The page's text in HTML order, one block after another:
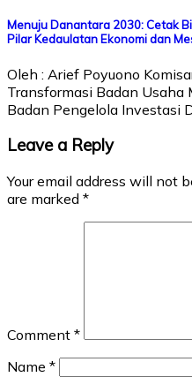
Menuju Danantara 2030: Cetak
Pilar Kedaulatan Ekonomi dan
Oleh : Arief Poyuono
Transformasi Badan Usaha
Badan Pengelola Investasi
Leave a Reply
Your email address will not
are marked *
Comment *
Name *